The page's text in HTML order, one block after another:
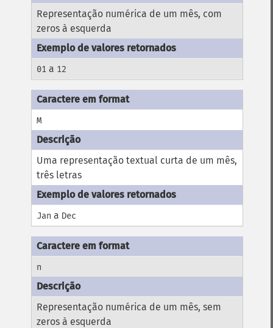
Representação numérica de um mês, com
zeros à esquerda
01 a 12
M
Uma representação textual curta de um mês,
três letras
Jan a Dec
n
Representação numérica de um mês, sem
zeros à esquerda